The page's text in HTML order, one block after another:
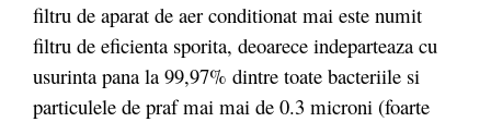
filtru de aparat de aer conditionat mai este numit
filtru de eficienta sporita, deoarece indeparteaza cu
usurinta pana la 99,97% dintre toate bacteriile si
particulele de praf mai mai de 0.3 microni (foarte